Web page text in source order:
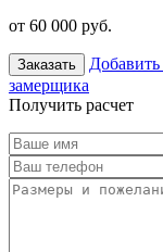
от 60 000 руб.
Заказать
замерщика
Получить расчет